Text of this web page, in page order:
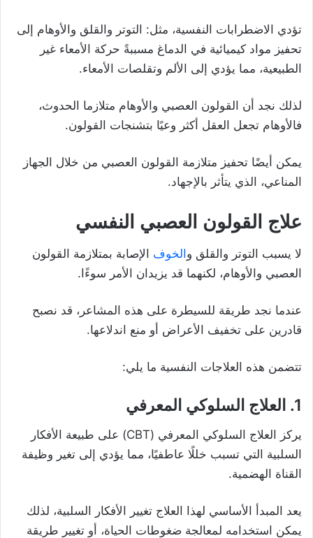
تؤدي الاضطرابات النفسية، مثل: التوتر والقلق والأوهام إلى
تحفيز مواد كيميائية في الدماغ مسببةً حركة الأمعاء غير
الطبيعية، مما يؤدي إلى الألم وتقلصات الأمعاء.
لذلك نجد أن القولون العصبي والأوهام متلازما الحدوث،
فالأوهام تجعل العقل أكثر وعيًا بتشنجات القولون.
يمكن أيضًا تحفيز متلازمة القولون العصبي من خلال الجهاز
المناعي، الذي يتأثر بالإجهاد.
علاج القولون العصبي النفسي
لا يسبب التوتر والقلق و الخوف الإصابة بمتلازمة القولون
العصبي والأوهام، لكنهما قد يزيدان الأمر سوءًا.
عندما نجد طريقة للسيطرة على هذه المشاعر، قد نصبح
قادرين على تخفيف الأعراض أو منع اندلاعها.
تتضمن هذه العلاجات النفسية ما يلي:
1. العلاج السلوكي المعرفي
يركز العلاج السلوكي المعرفي (CBT) على طبيعة الأفكار
السلبية التي تسبب خللًا عاطفيًا، مما يؤدي إلى تغير وظيفة
القناة الهضمية.
يعد المبدأ الأساسي لهذا العلاج تغيير الأفكار السلبية، لذلك
يمكن استخدامه لمعالجة ضغوطات الحياة، أو تغيير طريقة